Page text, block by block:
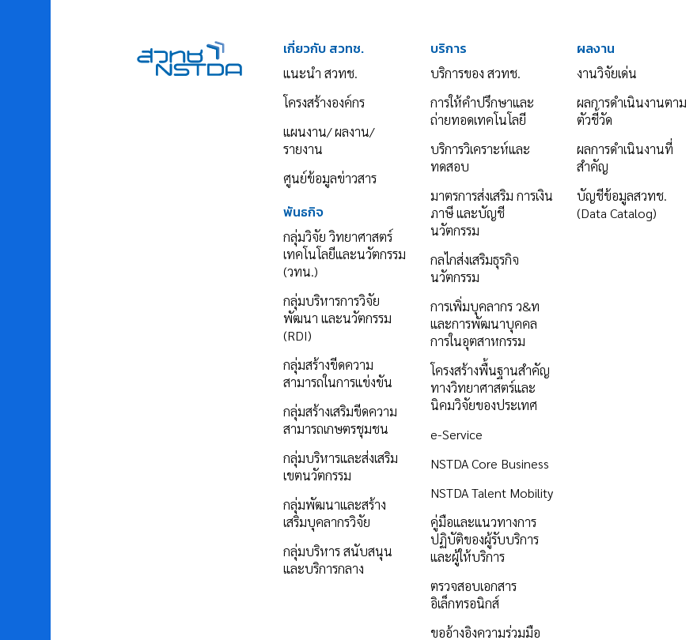
เกี่ยวกับ สวทช.
แนะนำ สวทช.
โครงสร้างองค์กร
แผนงาน/ ผลงาน/
รายงาน
ศูนย์ข้อมูลข่าวสาร
พันธกิจ
กลุ่มวิจัย วิทยาศาสตร์
เทคโนโลยีและนวัตกรรม
(วทน.)
กลุ่มบริหารการวิจัย
พัฒนา และนวัตกรรม
(RDI)
กลุ่มสร้างขีดความ
สามารถในการแข่งขัน
กลุ่มสร้างเสริมขีดความ
สามารถเกษตรชุมชน
กลุ่มบริหารและส่งเสริม
เขตนวัตกรรม
กลุ่มพัฒนาและสร้าง
เสริมบุคลากรวิจัย
กลุ่มบริหาร สนับสนุน
และบริการกลาง
บริการ
บริการของ สวทช.
การให้คำปรึกษาและ
ถ่ายทอดเทคโนโลยี
บริการวิเคราะห์และ
ทดสอบ
มาตรการส่งเสริม การเงิน
ภาษี และบัญชี
นวัตกรรม
กลไกส่งเสริมธุรกิจ
นวัตกรรม
การเพิ่มบุคลากร ว&ท
และการพัฒนาบุคคล
การในอุตสาหกรรม
โครงสร้างพื้นฐานสำคัญ
ทางวิทยาศาสตร์และ
นิคมวิจัยของประเทศ
e-Service
NSTDA Core Business
NSTDA Talent Mobility
คู่มือและแนวทางการ
ปฏิบัติของผู้รับบริการ
และผู้ให้บริการ
ตรวจสอบเอกสาร
อิเล็กทรอนิกส์
ขออ้างอิงความร่วมมือ
ผลงาน
งานวิจัยเด่น
ผลการดำเนินงานตาม
ตัวชี้วัด
ผลการดำเนินงานที่
สำคัญ
บัญชีข้อมูลสวทช.
(Data Catalog)